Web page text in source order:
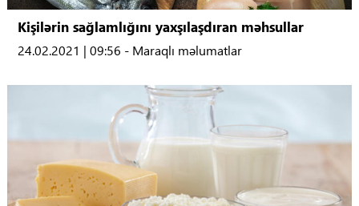
Kişilərin sağlamlığını yaxşılaşdıran məhsullar
24.02.2021 | 09:56 - Maraqlı məlumatlar
Mühüm hadisələr